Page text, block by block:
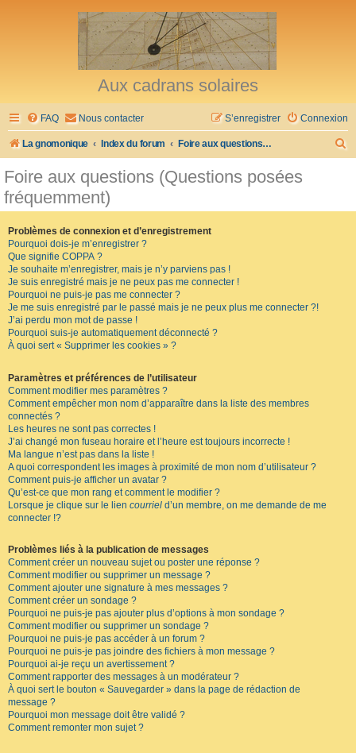
Aux cadrans solaires
FAQ Nous contacter Connexion
S’enregistrer
La gnomonique Index du forum Foire aux questions (Questions posées fréquemment)
Foire aux questions (Questions posées
fréquemment)
Problèmes de connexion et d’enregistrement
Pourquoi dois-je m’enregistrer ?
Que signifie COPPA ?
Je souhaite m’enregistrer, mais je n’y parviens pas !
Je suis enregistré mais je ne peux pas me connecter !
Pourquoi ne puis-je pas me connecter ?
Je me suis enregistré par le passé mais je ne peux plus me connecter ?!
J’ai perdu mon mot de passe !
Pourquoi suis-je automatiquement déconnecté ?
À quoi sert « Supprimer les cookies » ?
Paramètres et préférences de l’utilisateur
Comment modifier mes paramètres ?
Comment empêcher mon nom d’apparaître dans la liste des membres
connectés ?
Les heures ne sont pas correctes !
J’ai changé mon fuseau horaire et l’heure est toujours incorrecte !
Ma langue n’est pas dans la liste !
A quoi correspondent les images à proximité de mon nom d’utilisateur ?
Comment puis-je afficher un avatar ?
Qu’est-ce que mon rang et comment le modifier ?
Lorsque je clique sur le lien courriel d’un membre, on me demande de me
connecter !?
Problèmes liés à la publication de messages
Comment créer un nouveau sujet ou poster une réponse ?
Comment modifier ou supprimer un message ?
Comment ajouter une signature à mes messages ?
Comment créer un sondage ?
Pourquoi ne puis-je pas ajouter plus d’options à mon sondage ?
Comment modifier ou supprimer un sondage ?
Pourquoi ne puis-je pas accéder à un forum ?
Pourquoi ne puis-je pas joindre des fichiers à mon message ?
Pourquoi ai-je reçu un avertissement ?
Comment rapporter des messages à un modérateur ?
À quoi sert le bouton « Sauvegarder » dans la page de rédaction de
message ?
Pourquoi mon message doit être validé ?
Comment remonter mon sujet ?